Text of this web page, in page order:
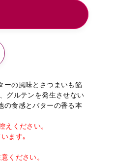
ーの風味とさつまいも餡
グルテンを発生させない
の食感とバターの香る本
ください。
ます｡
ください。